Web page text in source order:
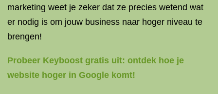
marketing weet je zeker dat ze precies wetend wat
er nodig is om jouw business naar hoger niveau te
brengen!
Probeer Keyboost gratis uit: ontdek hoe je
website hoger in Google komt!